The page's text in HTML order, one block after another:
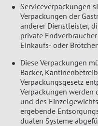
Serviceverpackungen
Verpackungen der
anderer Dienstleister,
private
Einkaufs- oder
Diese Verpackungen
Bäcker,
Verpackungsgesetz
Verpackungen werden
und des
ergebende
dualen Systeme